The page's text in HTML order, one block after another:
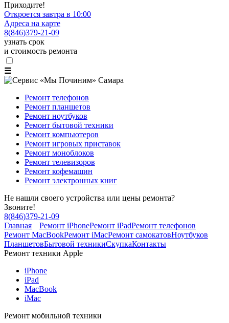
Приходите!
Откроется завтра в 10:00
Адреса на карте
8(846)379-21-09
узнать срок
и стоимость ремонта
☰
Ремонт телефонов
Ремонт планшетов
Ремонт ноутбуков
Ремонт бытовой техники
Ремонт компьютеров
Ремонт игровых приставок
Ремонт моноблоков
Ремонт телевизоров
Ремонт кофемашин
Ремонт электронных книг
Не нашли своего устройства или цены ремонта?
Звоните!
8(846)379-21-09
Главная
Ремонт iPhoneРемонт iPadРемонт телефонов
Ремонт MacBookРемонт iMacРемонт самокатовНоутбуков
ПланшетовБытовой техникиСкупкаКонтакты
Ремонт техники Apple
iPhone
iPad
MacBook
iMac
Ремонт мобильной техники